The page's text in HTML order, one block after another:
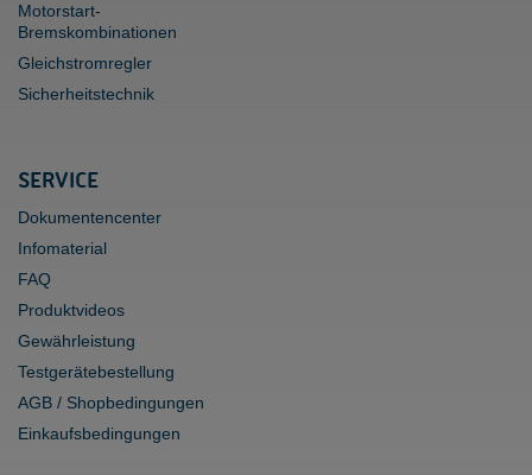
Motorstart-
Bremskombinationen
Gleichstromregler
Sicherheitstechnik
SERVICE
Dokumentencenter
Infomaterial
FAQ
Produktvideos
Gewährleistung
Testgerätebestellung
AGB / Shopbedingungen
Einkaufsbedingungen